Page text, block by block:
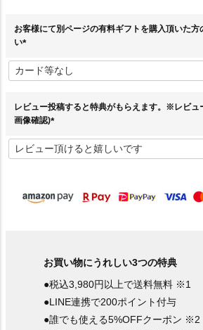
お客様にて別ページの有料ギフトを購入頂いた方
い
必
須
レビュー投稿すると特典がもらえます。※レビュ
画像確認)
必
須
お買い物にうれしい3つの特典
●税込3,980円以上で送料無料 ※1
●LINE連携で200ポイント付与
●誰でも使える5%OFFクーポン ※2